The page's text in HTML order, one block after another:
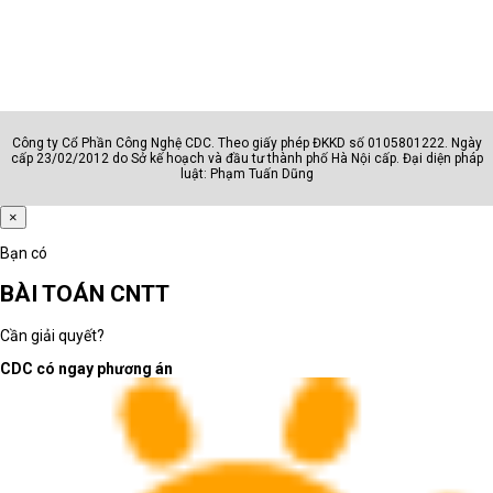
cho doanh nghiệp
Khi chọn mua máy in Laser Brother đa chức năng dành cho doanh
nghiệp, bạn nên xem xét các yếu tố sau đây để đảm bảo lựa chọn
đúng sản phẩm phù hợp với nhu cầu của doanh nghiệp:
Tính năng và chức năng: Xác định các tính năng và
Công ty Cổ Phần Công Nghệ CDC. Theo giấy phép ĐKKD số 0105801222. Ngày
cấp 23/02/2012 do Sở kế hoạch và đầu tư thành phố Hà Nội cấp. Đại diện pháp
luật: Phạm Tuấn Dũng
×
Bạn có
BÀI TOÁN CNTT
Cần giải quyết?
CDC có ngay phương án